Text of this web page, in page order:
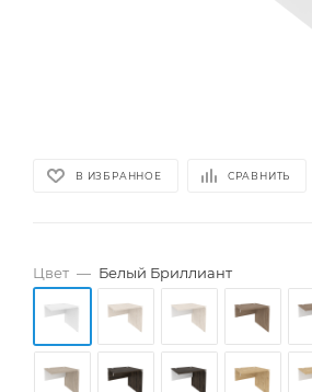
В ИЗБРАННОЕ СРАВНИТЬ
Цвет — Белый Бриллиант